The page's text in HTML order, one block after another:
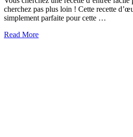
cherchez pas plus loin ! Cette recette
simplement parfaite pour cette …
Read More